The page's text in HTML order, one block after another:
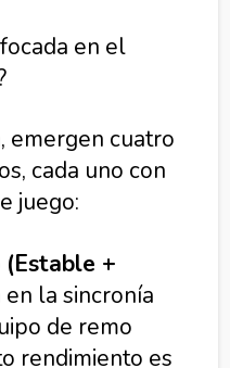
en el
emergen cuatro
cada uno con
juego:
(Estable +
en la sincronía
de remo
rendimiento es